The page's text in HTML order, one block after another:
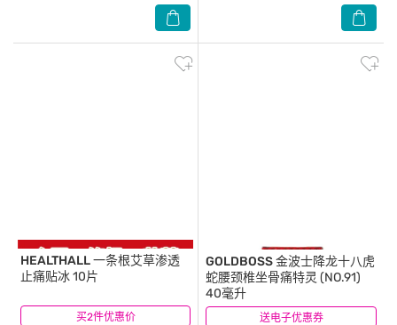
买2件优惠价
HEALTHALL一条根艾草渗透
止痛贴冰 10片
(12) 送电子优惠券
GOLDBOSS金波士降龙十八虎
蛇腰颈椎坐骨痛特灵 (NO.91)
40毫升
(21)